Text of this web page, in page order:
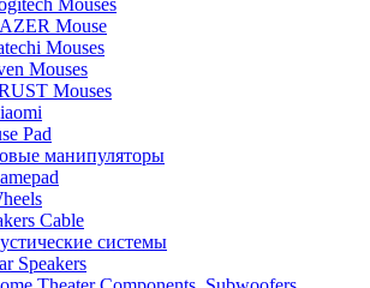
Mouses
Mouse
Mouses
Mouses
Mouses
Pad
манипуляторы
Cable
системы
Speakers